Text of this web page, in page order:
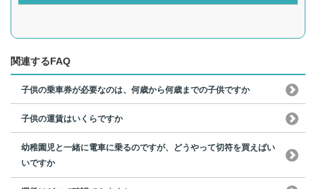
関連するFAQ
子供の乗車券が必要なのは、何歳から何歳までの子供ですか
子供の運賃はいくらですか
幼稚園児と一緒に電車に乗るのですが、どうやって切符を買えばい
いですか